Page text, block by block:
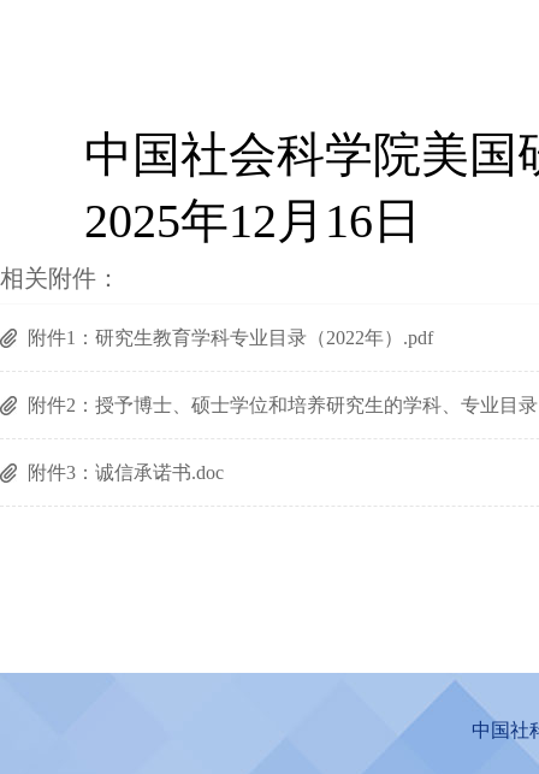
中国社会科学院美国
2025年12月16日
相关附件：
附件1：研究生教育学科专业目录（2022年）.pdf
附件2：授予博士、硕士学位和培养研究生的学科、专业目
附件3：诚信承诺书.doc
中国社